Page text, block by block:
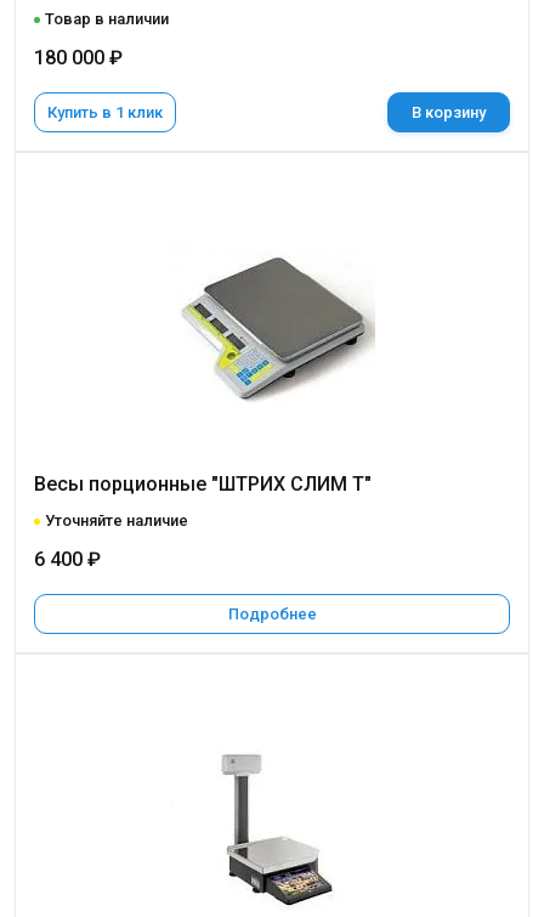
Товар в наличии
180 000 ₽
Купить в 1 клик В корзину
Весы порционные "ШТРИХ СЛИМ Т"
Уточняйте наличие
6 400 ₽
Подробнее